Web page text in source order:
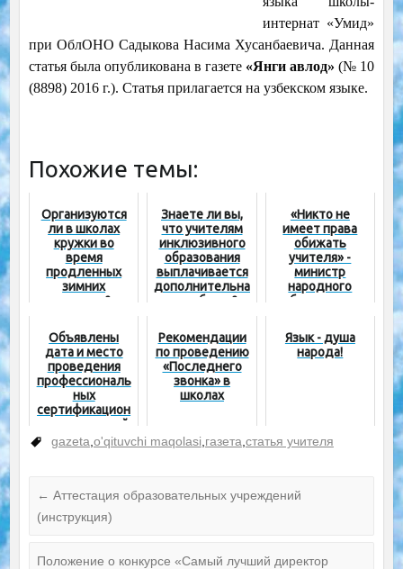
интернат «Умид»
при ОблОНО Садыкова Насима Хусанбаевича. Данная
статья была опубликована в газете «Янги авлод» (№ 10
(8898) 2016 г.). Статья прилагается на узбекском языке.
Похожие темы:
Организуются
ли в школах
кружки во
время
продленных
зимних
каникул?
Знаете ли вы,
что учителям
инклюзивного
образования
выплачивается
дополнительна
я надбавка?
«Никто не
имеет права
обижать
учителя» -
министр
народного
образования
учителями
Мархаматского
района
Объявлены
дата и место
проведения
профессиональ
ных
сертификацион
ных испытаний
для учителей
Рекомендации
по проведению
«Последнего
звонка» в
школах
Язык - душа
народа!
gazeta o'qituvchi maqolasi газета статья учителя
← Аттестация образовательных учреждений
(инструкция)
Положение о конкурсе «Самый лучший директор